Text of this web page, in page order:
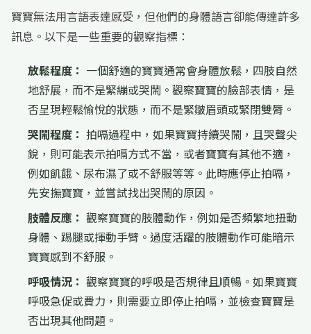
寶寶無法用言語表達感受，但他們的身體語言卻能傳達許多
訊息。以下是一些重要的觀察指標：
放鬆程度： 一個舒適的寶寶通常會身體放鬆，四肢自然
地舒展，而不是緊繃或哭鬧。觀察寶寶的臉部表情，是
否呈現輕鬆愉悅的狀態，而不是緊皺眉頭或緊閉雙脣。
哭鬧程度： 拍嗝過程中，如果寶寶持續哭鬧，且哭聲尖
銳，則可能表示拍嗝方式不當，或者寶寶有其他不適，
例如飢餓、尿布濕了或不舒服等等。此時應停止拍嗝，
先安撫寶寶，並嘗試找出哭鬧的原因。
肢體反應： 觀察寶寶的肢體動作，例如是否頻繁地扭動
身體、踢腿或揮動手臂。過度活躍的肢體動作可能暗示
寶寶感到不舒服。
呼吸情況： 觀察寶寶的呼吸是否規律且順暢。如果寶寶
呼吸急促或費力，則需要立即停止拍嗝，並檢查寶寶是
否出現其他問題。